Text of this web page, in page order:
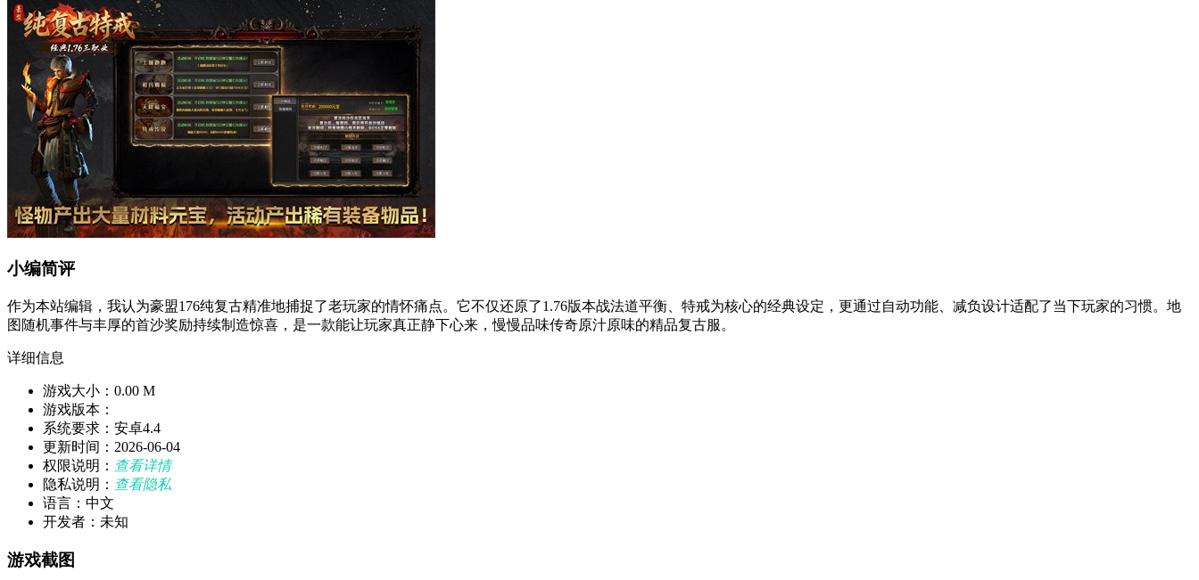
小编简评
作为本站编辑，我认为豪盟176纯复古精准地捕捉了老玩家的情怀痛点。它不仅还原了1.76版本战法道平衡、特戒为核心的经典设定，更通过自动功能、减负设计适配了当下玩家的习惯。地
图随机事件与丰厚的首沙奖励持续制造惊喜，是一款能让玩家真正静下心来，慢慢品味传奇原汁原味的精品复古服。
详细信息
游戏大小：0.00 M
游戏版本：
系统要求：安卓4.4
更新时间：2026-06-04
权限说明： 查看详情
隐私说明： 查看隐私
语言：中文
开发者：未知
游戏截图